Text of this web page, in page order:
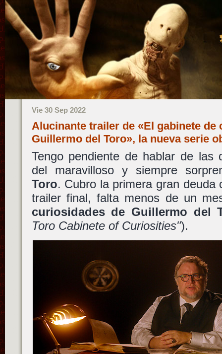
Vie 30 Sep 2022
Alucinante trailer de «El gabinete de
Guillermo del Toro», la nueva serie
Tengo pendiente de hablar de las
del maravilloso y siempre
Toro. Cubro la primera gran deuda
trailer final, falta menos de un
curiosidades de Guillermo del
Toro Cabinete of Curiosities").